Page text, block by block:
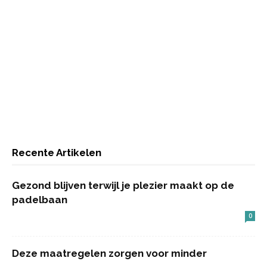
Recente Artikelen
Gezond blijven terwijl je plezier maakt op de
padelbaan
0
Deze maatregelen zorgen voor minder